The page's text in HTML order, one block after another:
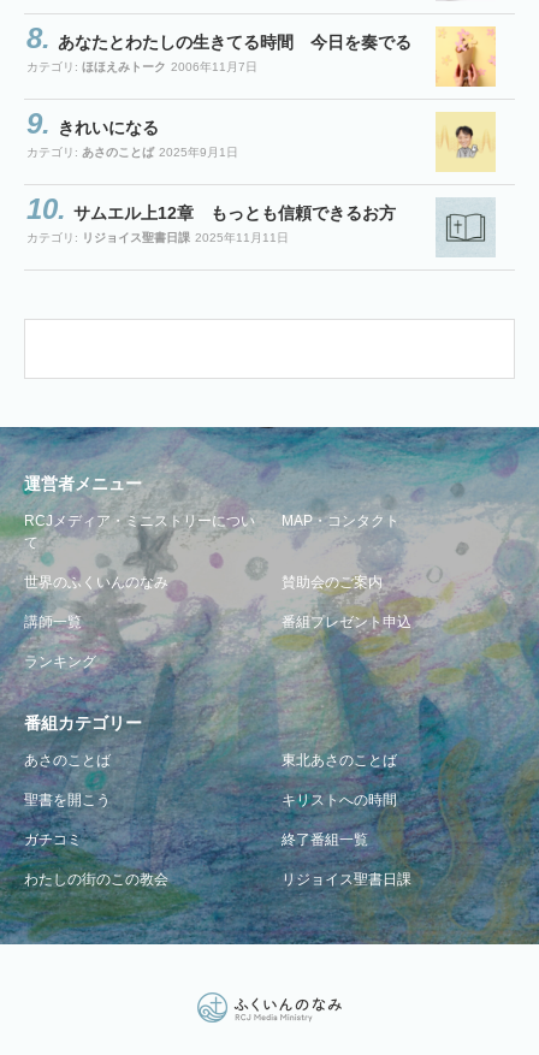
あなたとわたしの生きてる時間 今日を奏でる
カテゴリ: ほほえみトーク 2006年11月7日
きれいになる
カテゴリ: あさのことば 2025年9月1日
サムエル上12章 もっとも信頼できるお方
カテゴリ: リジョイス聖書日課 2025年11月11日
運営者メニュー
RCJメディア・ミニストリーについ
て
MAP・コンタクト
世界のふくいんのなみ 賛助会のご案内
講師一覧 番組プレゼント申込
ランキング
番組カテゴリー
あさのことば 東北あさのことば
聖書を開こう キリストへの時間
ガチコミ 終了番組一覧
わたしの街のこの教会 リジョイス聖書日課